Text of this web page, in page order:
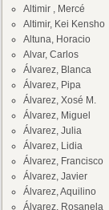
Altimir , Mercé
Altimir, Kei Kensho
Altuna, Horacio
Alvar, Carlos
Álvarez, Blanca
Álvarez, Pipa
Álvarez, Xosé M.
Álvarez, Miguel
Álvarez, Julia
Álvarez, Lidia
Álvarez, Francisco
Álvarez, Javier
Álvarez, Aquilino
Álvarez, Rosanela